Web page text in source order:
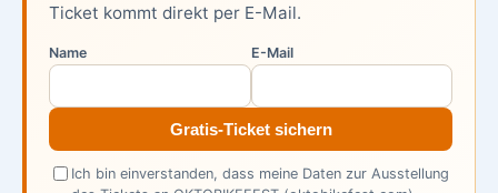
Ticket kommt direkt per E-Mail.
Name E-Mail
Gratis-Ticket sichern
Ich bin einverstanden, dass meine Daten zur Ausstellung